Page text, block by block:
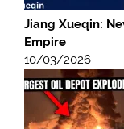
Jiang Xueqin:
Empire
10/03/2026